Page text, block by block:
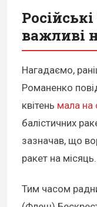
важливі
Нагадаємо,
Романенко
квітень мала на
балістичних
зазначав, що
ракет на місяць.
Тим часом